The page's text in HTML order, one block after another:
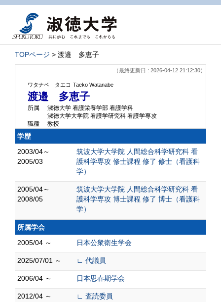
TOPページ > 渡邉 多恵子
（最終更新日 : 2026-04-12 21:12:30）
ワタナベ タエコ Taeko Watanabe
渡邉 多恵子
所属
淑徳大学 看護栄養学部 看護学科
淑徳大学大学院 看護学研究科 看護学専攻
職種
教授
学歴
2003/04～
2005/03
筑波大学大学院 人間総合科学研究科 看
護科学専攻 修士課程 修了 修士（看護科
学）
2005/04～
2008/05
筑波大学大学院 人間総合科学研究科 看
護科学専攻 博士課程 修了 博士（看護科
学）
所属学会
2005/04 ～
日本公衆衛生学会
2025/07/01 ～ ∟ 代議員
2006/04 ～ 日本思春期学会
2012/04 ～ ∟ 査読委員